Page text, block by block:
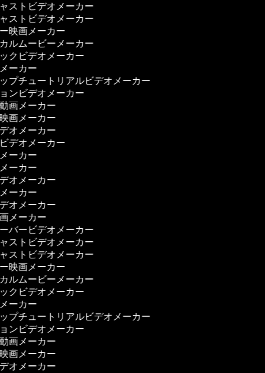
ャストビデオメーカー
ャストビデオメーカー
映画メーカー
カルムービーメーカー
クビデオメーカー
ーカー
ップチュートリアルビデオメーカー
ンビデオメーカー
画メーカー
画メーカー
オメーカー
デオメーカー
ーカー
ーカー
オメーカー
ーカー
オメーカー
メーカー
ーバービデオメーカー
ャストビデオメーカー
ャストビデオメーカー
映画メーカー
カルムービーメーカー
クビデオメーカー
ーカー
ップチュートリアルビデオメーカー
ンビデオメーカー
画メーカー
画メーカー
オメーカー